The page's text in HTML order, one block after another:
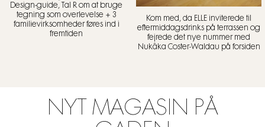
Design-guide, Tal R om at bruge
tegning som overlevelse + 3
familievirksomheder føres ind i
fremtiden
Kom med, da ELLE inviterede til
eftermiddagsdrinks på terrassen og
fejrede det nye nummer med
Nukâka Coster-Waldau på forsiden
NYT MAGASIN PÅ